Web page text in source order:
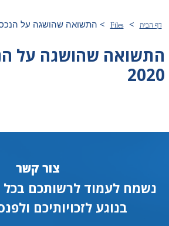
דף הבית >
Files
> התשואה שהושגה על הנכסים
התשואה שהושגה על
2020
צור קשר
נשמח לעמוד לרשותכם
בנוגע לזכויותיכם